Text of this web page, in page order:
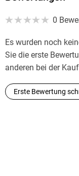
0
Es wurden noch
Sie die erste
anderen bei der
Erste Bewertung